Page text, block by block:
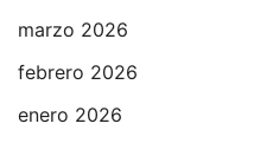
marzo 2026
febrero 2026
enero 2026